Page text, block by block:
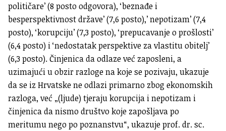
političare’ (8 posto odgovora), ‘beznađe i
besperspektivnost države’ (7,6 posto),’ nepotizam’ (7,4
posto), ‘korupciju’ (7,3 posto), ‘prepucavanje o prošlosti’
(6,4 posto) i ‘nedostatak perspektive za vlastitu obitelj’
(6,3 posto). Činjenica da odlaze već zaposleni, a
uzimajući u obzir razloge na koje se pozivaju, ukazuje
da se iz Hrvatske ne odlazi primarno zbog ekonomskih
razloga, već „(ljude) tjeraju korupcija i nepotizam i
činjenica da nismo društvo koje zapošljava po
meritumu nego po poznanstvu“, ukazuje prof. dr. sc.